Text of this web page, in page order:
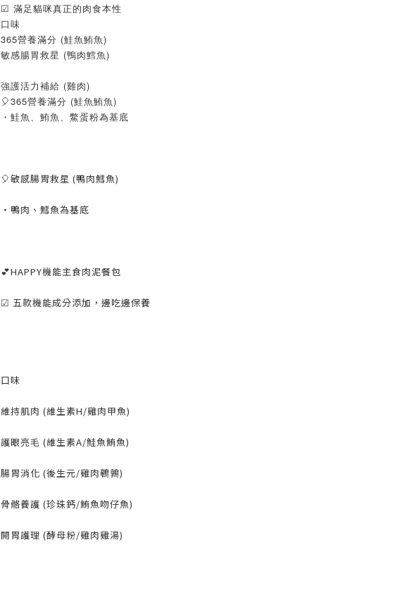
☑ 滿足貓咪真正的肉食本性
口味
365營養滿分 (鮭魚鮪魚)
敏感腸胃救星 (鴨肉鱈魚)
強護活力補給 (雞肉)
🎈365營養滿分 (鮭魚鮪魚)
・鮭魚、鮪魚、鱉蛋粉為基底
🎈敏感腸胃救星 (鴨肉鱈魚)
・鴨肉、鱈魚為基底
💕HAPPY機能主食肉泥餐包
☑ 五款機能成分添加，邊吃邊保養
口味
維持肌肉 (維生素H/雞肉甲魚)
護眼亮毛 (維生素A/鮭魚鮪魚)
腸胃消化 (後生元/雞肉鵪鶉)
骨骼養護 (珍珠鈣/鮪魚吻仔魚)
開胃護理 (酵母粉/雞肉雞湯)